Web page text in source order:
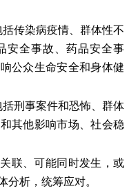
括传染病疫情、群体性不
安全事故、药品安全事
公众生命安全和身体健
括刑事案件和恐怖、群体
其他影响市场、社会稳
联、可能同时发生，或
分析，统筹应对。